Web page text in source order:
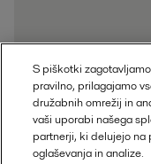
S piškotki
pravilno, prilagajamo
družabnih omrežij in
vaši uporabi našega
partnerji, ki delujejo
oglaševanja in analize.